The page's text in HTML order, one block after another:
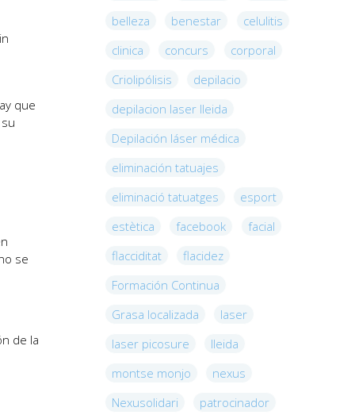
que
se
de la
belleza
benestar
celulitis
clinica
concurs
corporal
Criolipólisis
depilacio
depilacion laser lleida
Depilación láser médica
eliminación tatuajes
eliminació tatuatges
esport
estètica
facebook
facial
flacciditat
flacidez
Formación Continua
Grasa localizada
laser
laser picosure
lleida
montse monjo
nexus
Nexusolidari
patrocinador